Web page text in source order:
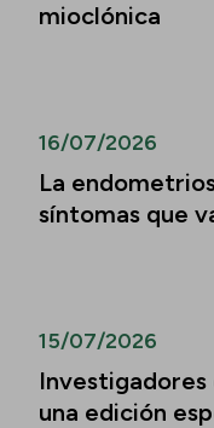
mioclónica
16/07/2026
La
síntomas que
15/07/2026
Investigadores
una edición